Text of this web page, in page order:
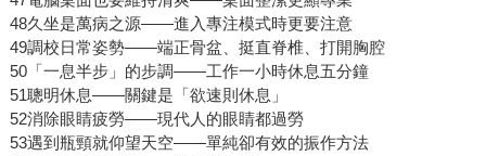
48久坐是萬病之源——進入專注模式時更要注意
49調校日常姿勢——端正骨盆、挺直脊椎、打開胸腔
50「一息半步」的步調——工作一小時休息五分鐘
51聰明休息——關鍵是「欲速則休息」
52消除眼睛疲勞——現代人的眼睛都過勞
53遇到瓶頸就仰望天空——單純卻有效的振作方法